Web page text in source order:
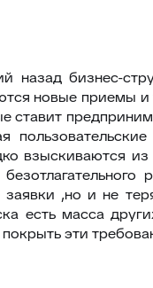
назад бизнес-
новые приемы
ставит
взыскиваются
,но и не
есть масса
покрыть эти